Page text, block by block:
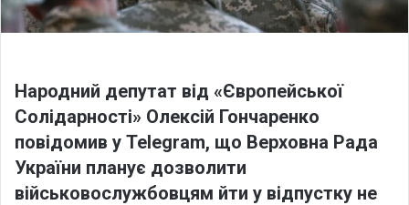
Народний депутат від «Європейської
Солідарності» Олексій Гончаренко
повідомив у Telegram, що Верховна Рада
України планує дозволити
військовослужбовцям йти у відпустку не